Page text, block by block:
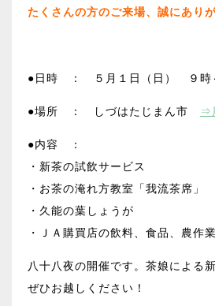
たくさんの方のご来場、誠にあり
●日時 ： ５月１日（日） ９時
●場所 ： しづはたじまん市 ⇒
●内容 ：
・新茶の試飲サービス
・お茶の淹れ方教室「我流茶席」
・久能の葉しょうが
・ＪＡ購買店の飲料、食品、農作
八十八夜の開催です。茶娘による
ぜひお越しください！